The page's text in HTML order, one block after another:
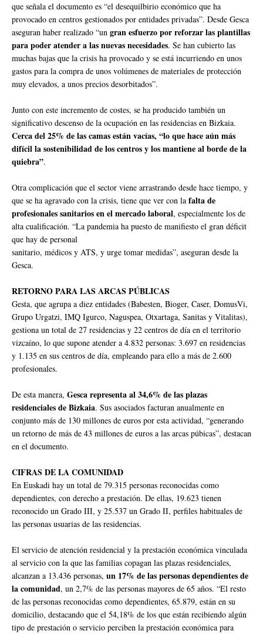
que señala el documento es “el desequilbirio económico que ha
provocado en centros gestionados por entidades privadas”. Desde Gesca
aseguran haber realizado “un gran esfuerzo por reforzar las plantillas
para poder atender a las nuevas necesidades. Se han cubierto las
muchas bajas que la crisis ha provocado y se está incurriendo en unos
gastos para la compra de unos volúmenes de materiales de protección
muy elevados, a unos precios desorbitados”.
Junto con este incremento de costes, se ha producido también un
significativo descenso de la ocupación en las residencias en Bizkaia.
Cerca del 25% de las camas están vacías, “lo que hace aún más
difícil la sostenibilidad de los centros y los mantiene al borde de la
quiebra”.
Otra complicación que el sector viene arrastrando desde hace tiempo, y
que se ha agravado con la crisis, tiene que ver con la falta de
profesionales sanitarios en el mercado laboral, especialmente los de
alta cualificación. “La pandemia ha puesto de manifiesto el gran déficit
que hay de personal
sanitario, médicos y ATS, y urge tomar medidas”, aseguran desde la
Gesca.
RETORNO PARA LAS ARCAS PÚBLICAS
Gesta, que agrupa a diez entidades (Babesten, Bioger, Caser, DomusVi,
Grupo Urgatzi, IMQ Igurco, Naguspea, Otxartaga, Sanitas y Vitalitas),
gestiona un total de 27 residencias y 22 centros de día en el territorio
vizcaíno, lo que supone atender a 4.832 personas: 3.697 en residencias
y 1.135 en sus centros de día, empleando para ello a más de 2.600
profesionales.
De esta manera, Gesca representa al 34,6% de las plazas
residenciales de Bizkaia. Sus asociados facturan anualmente en
conjunto más de 130 millones de euros por esta actividad, “generando
un retorno de más de 43 millones de euros a las arcas púbicas”, destacan
en el documento.
CIFRAS DE LA COMUNIDAD
En Euskadi hay un total de 79.315 personas reconocidas como
dependientes, con derecho a prestación. De ellas, 19.623 tienen
reconocido un Grado III, y 25.537 un Grado II, perfiles habituales de
las personas usuarias de las residencias.
El servicio de atención residencial y la prestación económica vinculada
al servicio con la que las familias copagan las plazas residenciales,
alcanzan a 13.436 personas, un 17% de las personas dependientes de
la comunidad, un 2,7% de las personas mayores de 65 años. “El resto
de las personas reconocidas como dependientes, 65.879, están en su
domicilio, destacando que el 54,18% de los que están recibiendo algún
tipo de prestación o servicio perciben la prestación económica para